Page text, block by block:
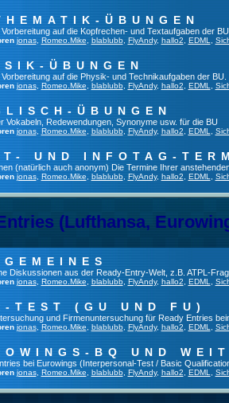
ÜBUNGEN
auf die Kopfrechen- und Textaufgaben der
jonas, Romeo.Mike, blablubb, FlyAndy, hallo2 EDML
ÜBUNGEN
auf die Physik- und Technikaufgaben der BU.
jonas, Romeo.Mike blablubb, FlyAndy, hallo2 EDML
ÜBUNGEN
Vokabeln, Redewendungen, Synonyme usw. für die BU
jonas, Romeo.Mike, blablubb, FlyAndy, hallo2 EDML
UND INFOTAG-
(natürlich auch anonym) Die Termine Ihrer
jonas, Romeo.Mike blablubb, FlyAndy, hallo2 EDML
(Lufthansa,
Diskussionen aus der Ready-Entry-Welt, z.B. ATPL-
jonas, Romeo.Mike blablubb, FlyAndy, hallo2 EDML
TEST (GU UND FU)
und Firmenuntersuchung für Ready Entries
jonas, Romeo.Mike, blablubb, FlyAndy, hallo2 EDML
BQ UND
bei Eurowings (Interpersonal-Test / Basic
jonas, Romeo.Mike blablubb, FlyAndy, hallo2 EDML